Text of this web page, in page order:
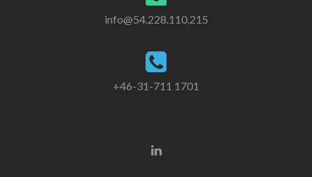
info@54.228.110.215
+46-31-711 1701